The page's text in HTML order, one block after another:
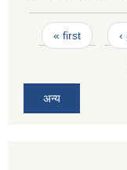
Pages
« first
अन्य